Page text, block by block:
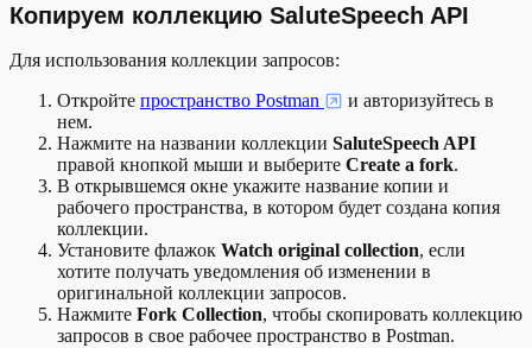
Копируем коллекцию SaluteSpeech API
Для использования коллекции запросов:
Откройте пространство Postman
и авторизуйтесь в
нем.
Нажмите на названии коллекции SaluteSpeech API
правой кнопкой мыши и выберите Create a fork.
В открывшемся окне укажите название копии и
рабочего пространства, в котором будет создана копия
коллекции.
Установите флажок Watch original collection, если
хотите получать уведомления об изменении в
оригинальной коллекции запросов.
Нажмите Fork Collection, чтобы скопировать коллекцию
запросов в свое рабочее пространство в Postman.